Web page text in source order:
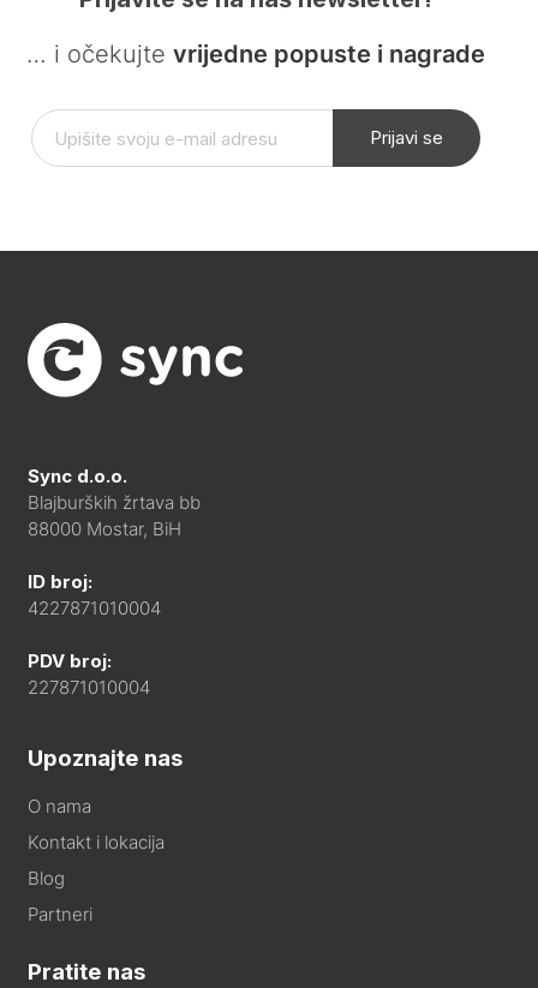
… i očekujte vrijedne popuste i nagrade
Prijavi se
Sync d.o.o.
Blajburških žrtava bb
88000 Mostar, BiH
ID broj:
4227871010004
PDV broj:
227871010004
Upoznajte nas
O nama
Kontakt i lokacija
Blog
Partneri
Pratite nas